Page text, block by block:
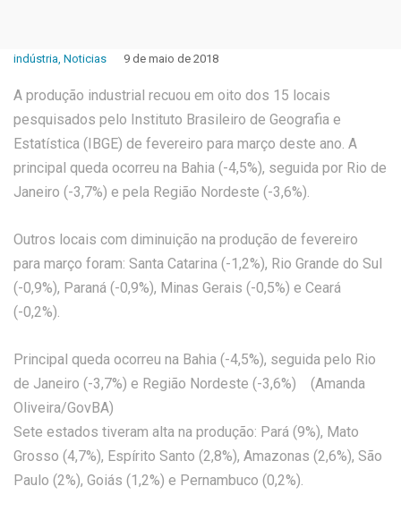
indústria, Noticias 9 de maio de 2018
A produção industrial recuou em oito dos 15 locais
pesquisados pelo Instituto Brasileiro de Geografia e
Estatística (IBGE) de fevereiro para março deste ano. A
principal queda ocorreu na Bahia (-4,5%), seguida por Rio de
Janeiro (-3,7%) e pela Região Nordeste (-3,6%).
Outros locais com diminuição na produção de fevereiro
para março foram: Santa Catarina (-1,2%), Rio Grande do Sul
(-0,9%), Paraná (-0,9%), Minas Gerais (-0,5%) e Ceará
(-0,2%).
Principal queda ocorreu na Bahia (-4,5%), seguida pelo Rio
de Janeiro (-3,7%) e Região Nordeste (-3,6%) (Amanda
Oliveira/GovBA)
Sete estados tiveram alta na produção: Pará (9%), Mato
Grosso (4,7%), Espírito Santo (2,8%), Amazonas (2,6%), São
Paulo (2%), Goiás (1,2%) e Pernambuco (0,2%).